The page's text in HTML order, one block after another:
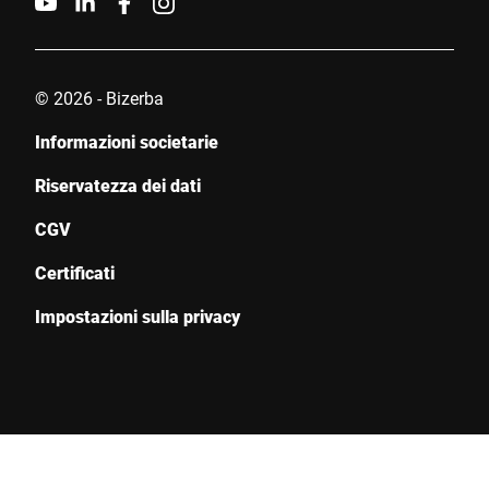
© 2026 - Bizerba
Informazioni societarie
Riservatezza dei dati
CGV
Certificati
Impostazioni sulla privacy